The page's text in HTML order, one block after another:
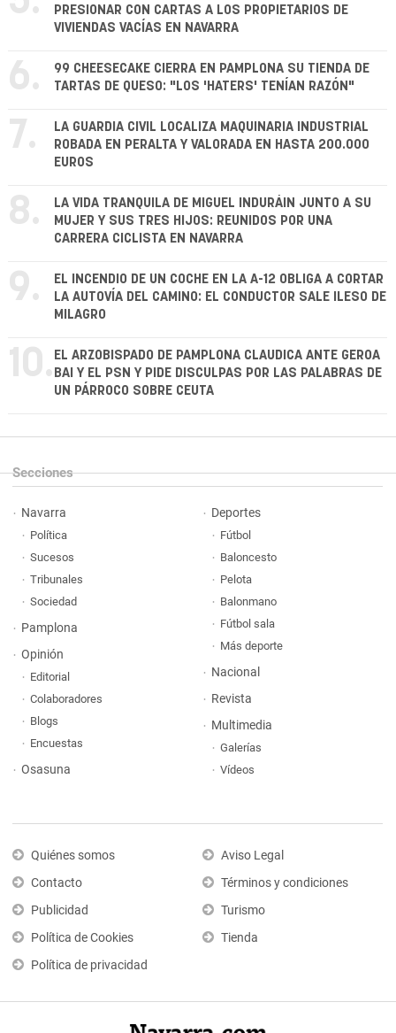
PRESIONAR CON CARTAS A LOS PROPIETARIOS DE
VIVIENDAS VACÍAS EN NAVARRA
6.
99 CHEESECAKE CIERRA EN PAMPLONA SU TIENDA DE
TARTAS DE QUESO: "LOS 'HATERS' TENÍAN RAZÓN"
7.
LA GUARDIA CIVIL LOCALIZA MAQUINARIA INDUSTRIAL
ROBADA EN PERALTA Y VALORADA EN HASTA 200.000
EUROS
8.
LA VIDA TRANQUILA DE MIGUEL INDURÁIN JUNTO A SU
MUJER Y SUS TRES HIJOS: REUNIDOS POR UNA
CARRERA CICLISTA EN NAVARRA
9.
EL INCENDIO DE UN COCHE EN LA A-12 OBLIGA A CORTAR
LA AUTOVÍA DEL CAMINO: EL CONDUCTOR SALE ILESO DE
MILAGRO
10. EL ARZOBISPADO DE PAMPLONA CLAUDICA ANTE GEROA
BAI Y EL PSN Y PIDE DISCULPAS POR LAS PALABRAS DE
UN PÁRROCO SOBRE CEUTA
Secciones
Navarra
Política
Sucesos
Tribunales
Sociedad
Pamplona
Opinión
Editorial
Colaboradores
Blogs
Encuestas
Osasuna
Deportes
Fútbol
Baloncesto
Pelota
Balonmano
Fútbol sala
Más deporte
Nacional
Revista
Multimedia
Galerías
Vídeos
Quiénes somos
Contacto
Publicidad
Política de Cookies
Política de privacidad
Aviso Legal
Términos y condiciones
Turismo
Tienda